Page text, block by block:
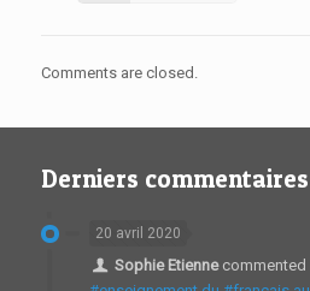
Comments are closed.
Derniers commentaires
20 avril 2020
Sophie Etiennecommented